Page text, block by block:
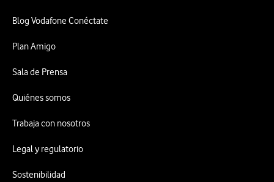
Blog Vodafone Conéctate
Plan Amigo
Sala de Prensa
Quiénes somos
Trabaja con nosotros
Legal y regulatorio
Sostenibilidad